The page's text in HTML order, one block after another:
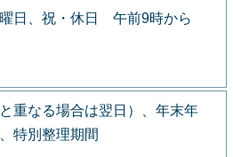
日、祝・休日 午前9時から
重なる場合は翌日）、年末年
特別整理期間